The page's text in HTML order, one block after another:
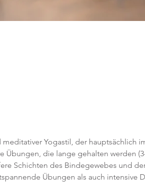
Yogastil, der hauptsächlich
Übungen, die lange gehalten werden
Schichten des Bindegewebes und
Übungen als auch intensive